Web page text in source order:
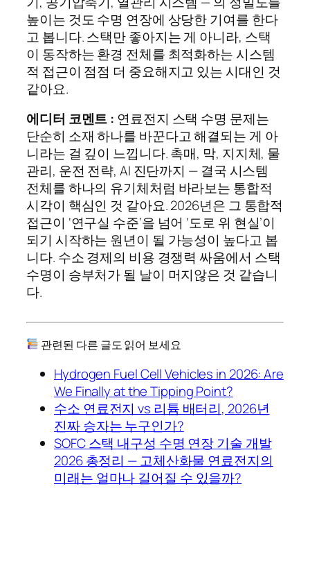
높이는 것도 수명 연장에 상당한 기여를 한다
고 봅니다. 스택만 좋아지는 게 아니라, 스택
이 동작하는 환경 전체를 최적화하는 시스템
적 접근이 점점 더 중요해지고 있는 시대인 것
같아요.
에디터 코멘트 : 연료전지 스택 수명 문제는
단순히 소재 하나를 바꾼다고 해결되는 게 아
니라는 걸 깊이 느낍니다. 촉매, 막, 지지체, 물
관리, 운전 전략, AI 진단까지 — 결국 시스템
전체를 하나의 유기체처럼 바라보는 통합적
시각이 핵심인 것 같아요. 2026년은 그 통합적
접근이 ‘연구실 수준’을 넘어 ‘도로 위 현실’이
되기 시작하는 원년이 될 가능성이 높다고 봅
니다. 수소 경제의 비용 경쟁력 싸움에서 스택
수명이 승부처가 될 날이 머지않은 것 같습니
다.
관련된 다른 글도 읽어 보세요
Hydrogen Fuel Cell Vehicles in 2026: Are
We Finally at the Tipping Point?
수소 연료전지 vs 리튬 배터리, 2026년
진짜 승자는 누구인가?
SOFC 스택 내구성 수명 연장 기술 개발
2026 총정리 — 고체산화물 연료전지의
미래는 얼마나 길어질 수 있을까?